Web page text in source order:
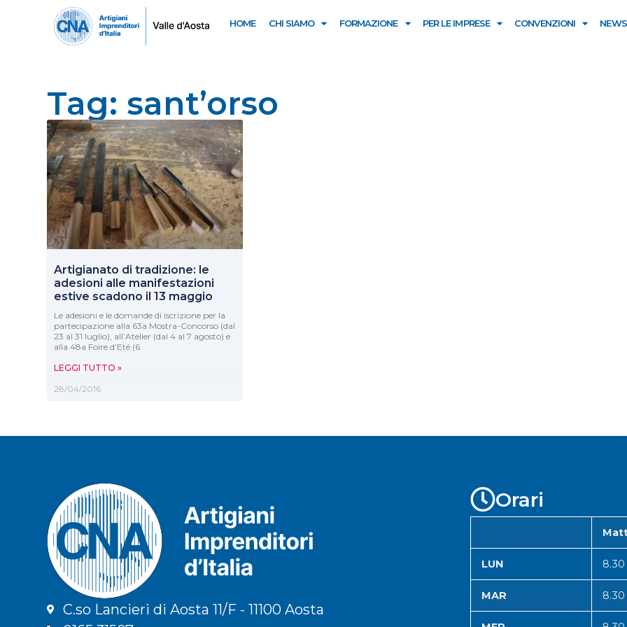
HOME CHI SIAMO FORMAZIONE PER LE IMPRESE CONVENZIONI NEWS
Tag: sant’orso
Artigianato di tradizione: le
adesioni alle manifestazioni
estive scadono il 13 maggio
Le adesioni e le domande di iscrizione per la
partecipazione alla 63a Mostra-Concorso (dal
23 al 31 luglio), all’Atelier (dal 4 al 7 agosto) e
alla 48a Foire d’Eté (6
LEGGI TUTTO »
28/04/2016
C.so Lancieri di Aosta 11/F - 11100 Aosta
Orari
LUN 8.30
MAR 8.30